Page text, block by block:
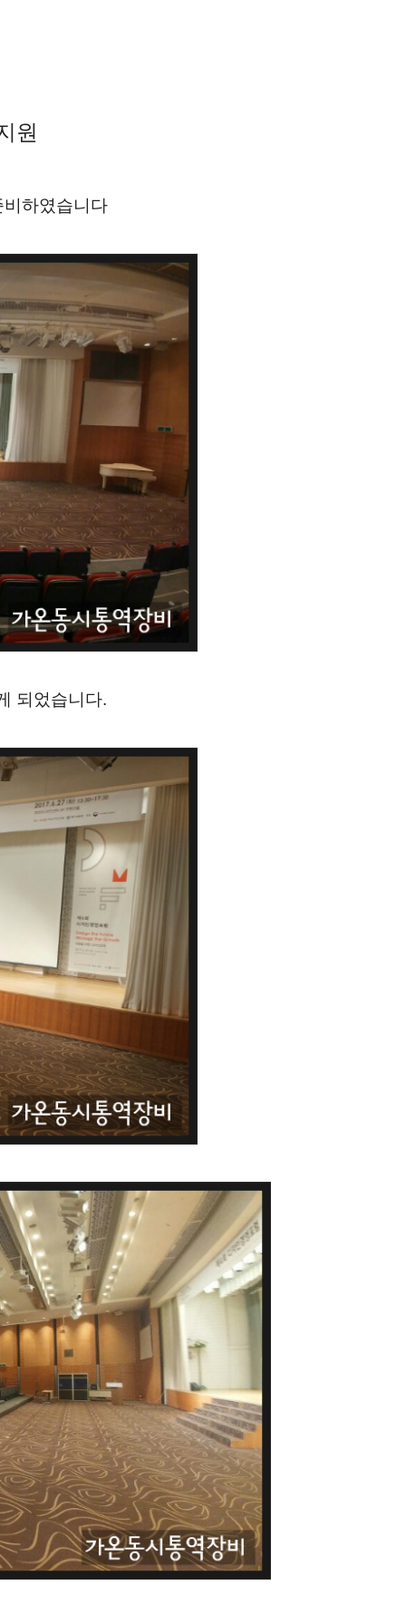
원
비하였습니다
되었습니다.